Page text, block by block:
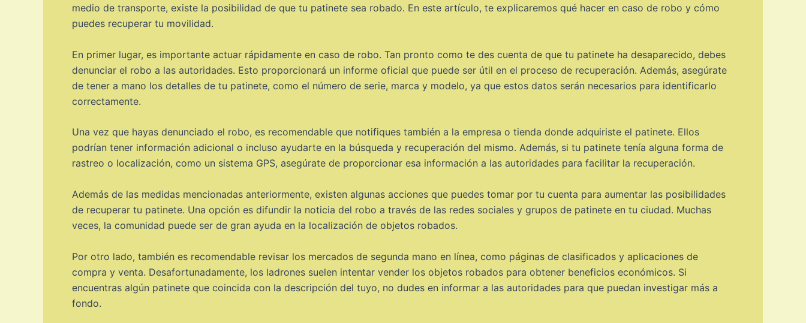
medio de transporte, existe la posibilidad de que tu patinete sea robado. En este artículo, te explicaremos qué hacer en caso de robo y cómo
puedes recuperar tu movilidad.
En primer lugar, es importante actuar rápidamente en caso de robo. Tan pronto como te des cuenta de que tu patinete ha desaparecido, debes
denunciar el robo a las autoridades. Esto proporcionará un informe oficial que puede ser útil en el proceso de recuperación. Además, asegúrate
de tener a mano los detalles de tu patinete, como el número de serie, marca y modelo, ya que estos datos serán necesarios para identificarlo
correctamente.
Una vez que hayas denunciado el robo, es recomendable que notifiques también a la empresa o tienda donde adquiriste el patinete. Ellos
podrían tener información adicional o incluso ayudarte en la búsqueda y recuperación del mismo. Además, si tu patinete tenía alguna forma de
rastreo o localización, como un sistema GPS, asegúrate de proporcionar esa información a las autoridades para facilitar la recuperación.
Además de las medidas mencionadas anteriormente, existen algunas acciones que puedes tomar por tu cuenta para aumentar las posibilidades
de recuperar tu patinete. Una opción es difundir la noticia del robo a través de las redes sociales y grupos de patinete en tu ciudad. Muchas
veces, la comunidad puede ser de gran ayuda en la localización de objetos robados.
Por otro lado, también es recomendable revisar los mercados de segunda mano en línea, como páginas de clasificados y aplicaciones de
compra y venta. Desafortunadamente, los ladrones suelen intentar vender los objetos robados para obtener beneficios económicos. Si
encuentras algún patinete que coincida con la descripción del tuyo, no dudes en informar a las autoridades para que puedan investigar más a
fondo.